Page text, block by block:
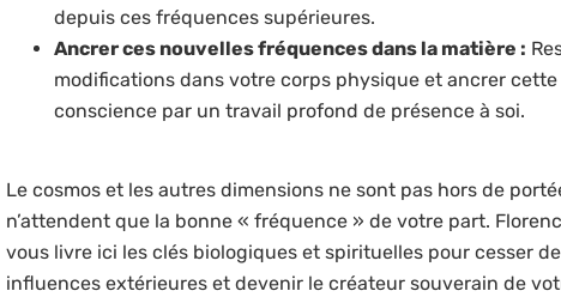
depuis ces fréquences supérieures.
Ancrer ces nouvelles fréquences dans la matière :
modifications dans votre corps physique et ancrer cette
conscience par un travail profond de présence à soi.
Le cosmos et les autres dimensions ne sont pas hors de
n’attendent que la bonne « fréquence » de votre part.
vous livre ici les clés biologiques et spirituelles pour cesser
influences extérieures et devenir le créateur souverain de